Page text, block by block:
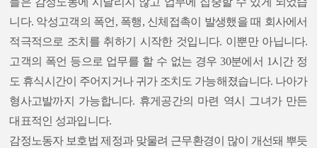
니다. 악성고객의 폭언, 폭행, 신체접촉이 발생했을 때 회사에서
적극적으로 조치를 취하기 시작한 것입니다. 이뿐만 아닙니다.
고객의 폭언 등으로 업무를 할 수 없는 경우 30분에서 1시간 정
도 휴식시간이 주어지거나 귀가 조치도 가능해졌습니다. 나아가
형사고발까지 가능합니다. 휴게공간의 마련 역시 그녀가 만든
대표적인 성과입니다.
감정노동자 보호법 제정과 맞물려 근무환경이 많이 개선돼 뿌듯